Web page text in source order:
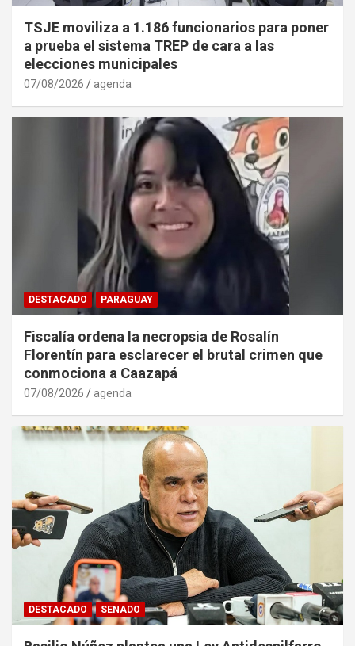
TSJE moviliza a 1.186 funcionarios para poner
a prueba el sistema TREP de cara a las
elecciones municipales
07/08/2026 agenda
DESTACADO PARAGUAY
Fiscalía ordena la necropsia de Rosalín
Florentín para esclarecer el brutal crimen que
conmociona a Caazapá
07/08/2026 agenda
DESTACADO SENADO